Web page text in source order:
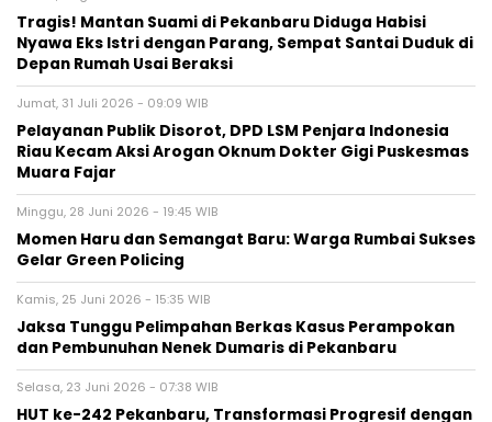
Tragis! Mantan Suami di Pekanbaru Diduga Habisi
Nyawa Eks Istri dengan Parang, Sempat Santai Duduk di
Depan Rumah Usai Beraksi
Jumat, 31 Juli 2026 - 09:09 WIB
Pelayanan Publik Disorot, DPD LSM Penjara Indonesia
Riau Kecam Aksi Arogan Oknum Dokter Gigi Puskesmas
Muara Fajar
Minggu, 28 Juni 2026 - 19:45 WIB
Momen Haru dan Semangat Baru: Warga Rumbai Sukses
Gelar Green Policing
Kamis, 25 Juni 2026 - 15:35 WIB
Jaksa Tunggu Pelimpahan Berkas Kasus Perampokan
dan Pembunuhan Nenek Dumaris di Pekanbaru
Selasa, 23 Juni 2026 - 07:38 WIB
HUT ke-242 Pekanbaru, Transformasi Progresif dengan